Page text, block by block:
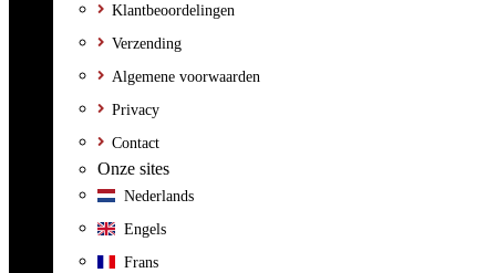
Klantbeoordelingen
Verzending
Algemene voorwaarden
Privacy
Contact
Onze sites
Nederlands
Engels
Frans